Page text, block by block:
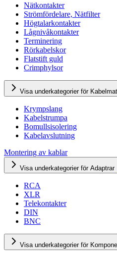
Nätkontakter
Strömfördelare, Nätfilter
Högtalarkontakter
Lågnivåkontakter
Terminering
Rörkabelskor
Flatstift guld
Crimphylsor
Visa underkategorier för
Krympslang
Kabelstrumpa
Bomullsisolering
Kabelavslutning
Montering av kablar
Visa underkategorier för Adaptrar
RCA
XLR
Telekontakter
DIN
BNC
Visa underkategorier för